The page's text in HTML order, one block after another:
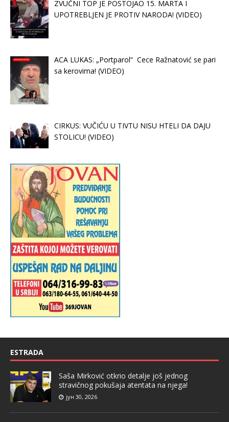
ZVUČNI TOP JE POSTOJAO 15. MARTA I
UPOTREBLJEN JE PROTIV NARODA! (VIDEO)
ACA LUKAS: „Portparol“ Cece Ražnatović se pari
sa kerovima! (VIDEO)
CIRKUS: VUČIĆU U TIVTU NISU HTELI DA DAJU
STOLICU! (VIDEO)
ESTRADA
Saša Mirković otkrio detalje još jednog
stravičnog pokušaja atentata na njega!
јун 30, 2026